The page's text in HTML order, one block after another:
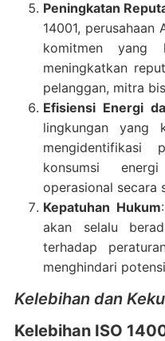
Peningkatan
14001, perusahaan
komitmen yang
meningkatkan
pelanggan, mitra
Efisiensi Energi
lingkungan yang
mengidentifikasi
konsumsi
operasional secara
Kepatuhan Hukum
akan selalu
terhadap
menghindari
Kelebihan dan
Kelebihan ISO